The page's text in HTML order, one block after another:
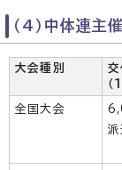
（4）中体連主
大会種別
交
（
全国大会
派